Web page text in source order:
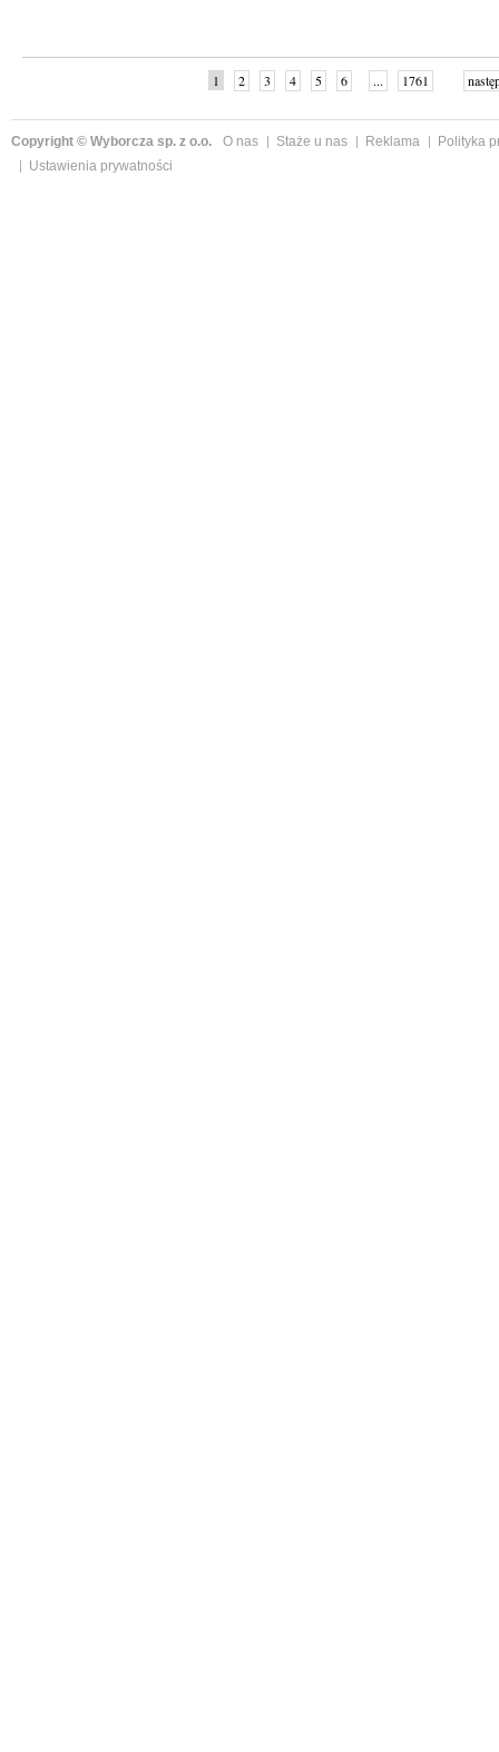
1 2 3 4 5 6 ... 1761
Copyright © Wyborcza sp. z o.o. O nas Staże u nas Reklama
Polityka
Ustawienia prywatności